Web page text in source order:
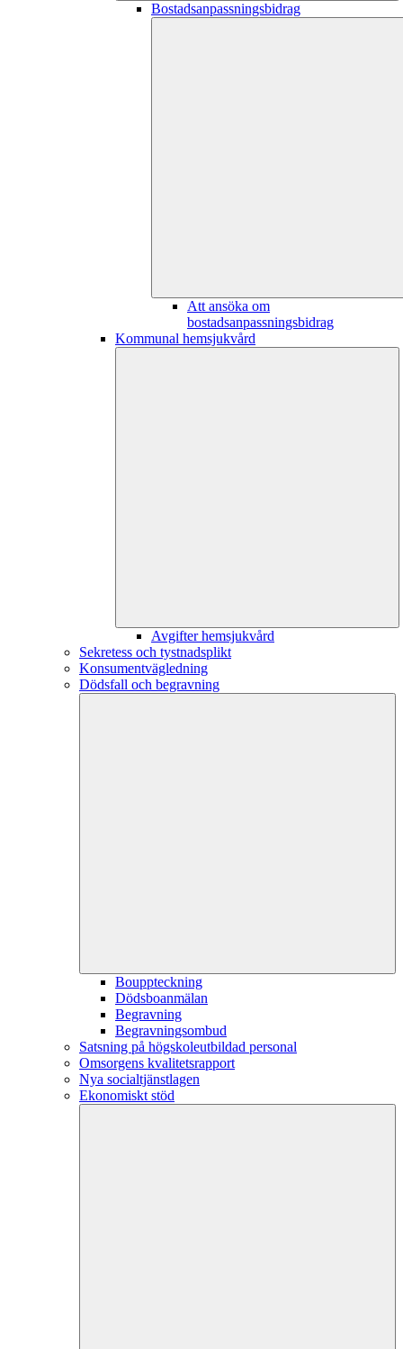
Bostadsanpassningsbidrag
Att ansöka om
bostadsanpassningsbidrag
Kommunal hemsjukvård
Avgifter hemsjukvård
Sekretess och tystnadsplikt
Konsumentvägledning
Dödsfall och begravning
Bouppteckning
Dödsboanmälan
Begravning
Begravningsombud
Satsning på högskoleutbildad personal
Omsorgens kvalitetsrapport
Nya socialtjänstlagen
Ekonomiskt stöd